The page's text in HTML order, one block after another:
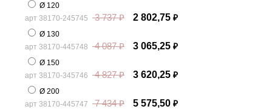
Ø 120
арт 38170-245745 3 737₽ 2 802,75 ₽
Ø 130
арт 38170-445748 4 087₽ 3 065,25 ₽
Ø 150
арт 38170-345746 4 827₽ 3 620,25 ₽
Ø 200
арт 38170-445747 7 434₽ 5 575,50 ₽